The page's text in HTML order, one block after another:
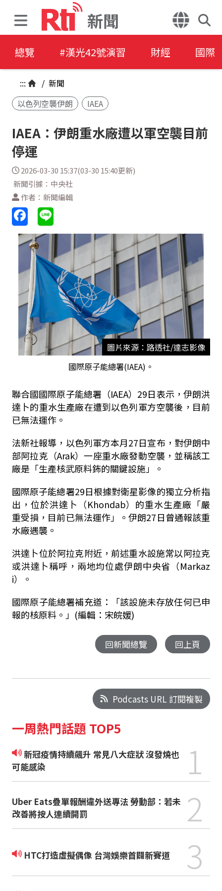
新聞
總覽 #漢光42號演習 財經 國際
::: / 新聞
以色列空襲伊朗
IAEA
IAEA：伊朗重水廠遭以軍空襲目前
停運
2026-03-30 15:37(03-30 15:40更新)
新聞引據：中央社
作者：新聞編輯
圖片來源：路透社/達志影像
國際原子能總署(IAEA)。
聯合國國際原子能總署（IAEA）29日表示，伊朗洪
達卜的重水生產廠在遭到以色列軍方空襲後，目前
已無法運作。
法新社報導，以色列軍方本月27日宣布，對伊朗中
部阿拉克（Arak）一座重水廠發動空襲，並稱該工
廠是「生產核武原料鈽的關鍵設施」。
國際原子能總署29日根據對衛星影像的獨立分析指
出，位於洪達卜（Khondab）的重水生產廠「嚴
重受損，目前已無法運作」。伊朗27日曾通報該重
水廠遇襲。
洪達卜位於阿拉克附近，前述重水設施常以阿拉克
或洪達卜稱呼，兩地均位處伊朗中央省（Markaz
i）。
國際原子能總署補充道：「該設施未存放任何已申
報的核原料。」(編輯：宋皖媛)
回新聞總覽 回上頁
Podcasts URL 訂閱複製
一周熱門話題 TOP5
新冠疫情持續飆升 常見八大症狀 沒發燒也
可能感染
1
Uber Eats疊單報酬違外送專法 勞動部：若未
改善將按人連續開罰
2
HTC打造虛擬偶像 台灣娛樂首闢新賽道 3